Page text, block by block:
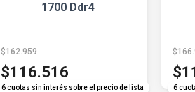
1700 Ddr4
6 cuotas sin interés sobre el precio de lista
$162.959
$116.516
6